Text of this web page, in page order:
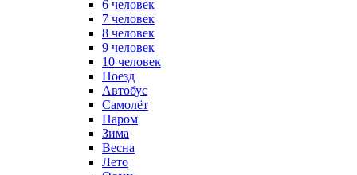
6 человек
7 человек
8 человек
9 человек
10 человек
Поезд
Автобус
Самолёт
Паром
Зима
Весна
Лето